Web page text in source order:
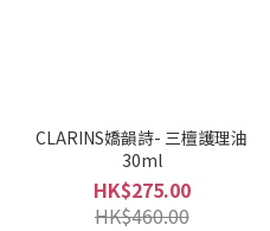
CLARINS嬌韻詩- 三檀護理油
30ml
HK$275.00
HK$460.00